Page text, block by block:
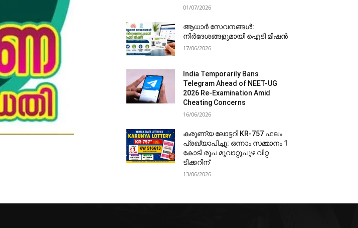
01/07/2026
ആധാർ സേവനങ്ങൾ:
നിർദേശങ്ങളുമായി ഐടി മിഷൻ
17/06/2026
India Temporarily Bans
Telegram Ahead of NEET-UG
2026 Re-Examination Amid
Cheating Concerns
16/06/2026
കരുണ്യ ലോട്ടറി KR-757 ഫലം
പ്രഖ്യാപിച്ചു: ഒന്നാം സമ്മാനം 1
കോടി രൂപ മൂവാറ്റുപുഴ വിറ്റ
ടിക്കറിന്
13/06/2026